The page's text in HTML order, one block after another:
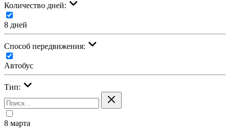
Количество дней:
8 дней
Cпособ передвижения:
Автобус
Тип:
8 марта